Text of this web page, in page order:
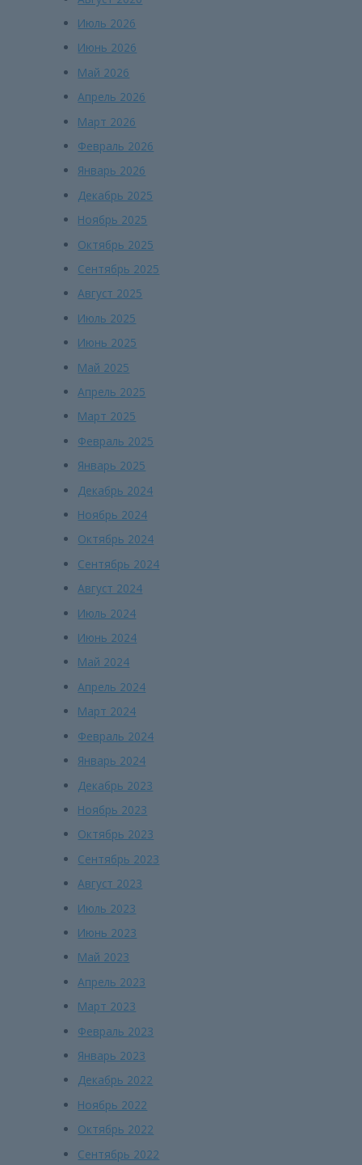
Июль 2026
Июнь 2026
Май 2026
Апрель 2026
Март 2026
Февраль 2026
Январь 2026
Декабрь 2025
Ноябрь 2025
Октябрь 2025
Сентябрь 2025
Август 2025
Июль 2025
Июнь 2025
Май 2025
Апрель 2025
Март 2025
Февраль 2025
Январь 2025
Декабрь 2024
Ноябрь 2024
Октябрь 2024
Сентябрь 2024
Август 2024
Июль 2024
Июнь 2024
Май 2024
Апрель 2024
Март 2024
Февраль 2024
Январь 2024
Декабрь 2023
Ноябрь 2023
Октябрь 2023
Сентябрь 2023
Август 2023
Июль 2023
Июнь 2023
Май 2023
Апрель 2023
Март 2023
Февраль 2023
Январь 2023
Декабрь 2022
Ноябрь 2022
Октябрь 2022
Сентябрь 2022